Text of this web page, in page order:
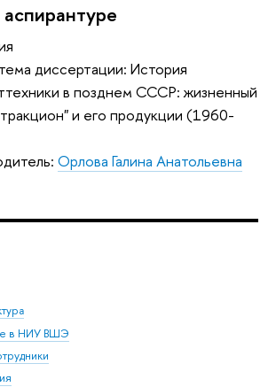
диссертации: История
в позднем СССР: жизненный
и его продукции (1960-
Орлова Галина Анатольевна
в НИУ ВШЭ